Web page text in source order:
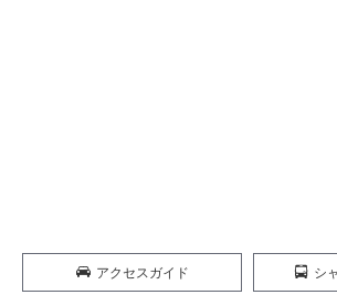
アクセスガイド シ